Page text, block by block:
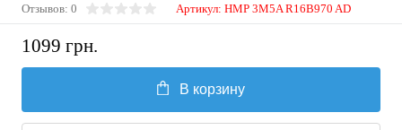
Отзывов: 0 Артикул: HMP 3M5A R16B970 AD
1099 грн.
В корзину